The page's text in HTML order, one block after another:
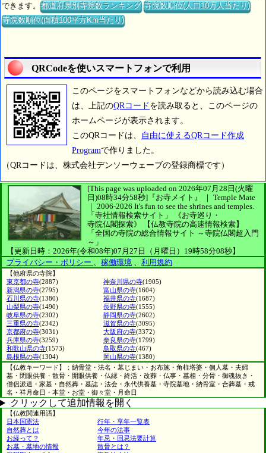
できます。都道府県別寺院数ランキング 寺院数順位(人口10万人当たり)
寺院数順位(面積100平方Km当たり)
QRCodeを使いスマートフォンで利用
このページをスマートフォンなどから読み込む場合
は、上記のQRコード を読み取ると、このページの
ホームページが表示されます。
このQRコードは、
自由に使えるQRコード作成
Programで作りました。
（QRコードは、株式会社デンソーウェーブの登録商標です）
[This page was uploaded on 2026年07月28日(火曜
日)08時34分58秒] 『お寺メイト』 ｜ Temple Mate
｜ 2006-2026 It's fun to see the shrines and temples.
「寺社情報検索サイト」
《お寺巡り・
寺院仏閣探索》
【仏教寺院の高速情報検索】
「全国の寺院の総合情報サイト ～寺院仏閣超入門
～」
【更新日時：2026年(令和08年)07月27日（月曜日）19時58分08秒】
プライバシー・ポリシー 、 稼働環境 、 利用規約
【他府県の寺院】
東京都の寺(2887) 神奈川県の寺(1905)
新潟県の寺(2795) 富山県の寺(1604)
石川県の寺(1380) 福井県の寺(1687)
山梨県の寺(1490) 長野県の寺(1555)
岐阜県の寺(2302) 静岡県の寺(2602)
三重県の寺(2342) 滋賀県の寺(3095)
京都府の寺(3031) 大阪府の寺(3372)
兵庫県の寺(3259) 奈良県の寺(1799)
和歌山県の寺(1573) 鳥取県の寺(467)
島根県の寺(1304) 岡山県の寺(1380)
【仏教キーワード】：納骨堂・法名・墓じまい・お布施・角柱塔婆・個人墓・夫婦
墓・閉眼供養・散骨・開眼供養・仏縁・終活・改葬・仏事・墓相・分骨・御魂抜き・
僧侶派遣・家墓・自然葬・墓誌・法会・永代供養墓・寺院墓地・納骨室・合葬墓・戒
名・祥月命日・本堂・お堂・御々堂・月命日
クリックして追加情報を開く
【仏教関連用語】
日本国憲法
行年・享年一覧表
自然葬とは
今年の法事
お経って？
年忌・回忌法要計算
お墓・墓地の情報
散骨とは？